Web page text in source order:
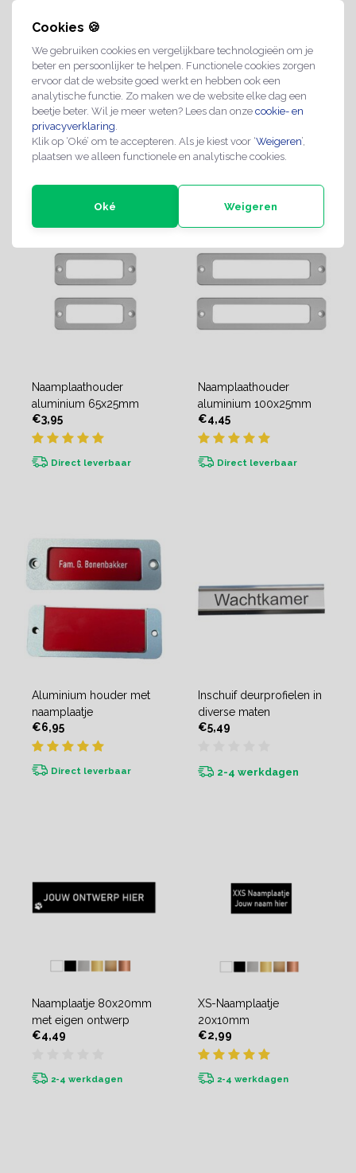
Cookies 🍪
We gebruiken cookies en vergelijkbare technologieën om je
beter en persoonlijker te helpen. Functionele cookies zorgen
ervoor dat de website goed werkt en hebben ook een
analytische functie. Zo maken we de website elke dag een
beetje beter. Wil je meer weten? Lees dan onze cookie- en
privacyverklaring.
Klik op ‘Oké’ om te accepteren. Als je kiest voor ‘Weigeren’,
plaatsen we alleen functionele en analytische cookies.
Oké Weigeren
Grote Naamplaathouder
met tape
€7,95
2-4 werkdagen
Naamplaathouder voor
2 namen met tape
€5,95
2-4 werkdagen
Naamplaathouder
aluminium 65x25mm
€3,95
Direct leverbaar
Naamplaathouder
aluminium 100x25mm
€4,45
Direct leverbaar
Aluminium houder met
naamplaatje
€6,95
Direct leverbaar
Inschuif deurprofielen in
diverse maten
€5,49
2-4 werkdagen
Naamplaatje 80x20mm
met eigen ontwerp
€4,49
2-4 werkdagen
XS-Naamplaatje
20x10mm
€2,99
2-4 werkdagen